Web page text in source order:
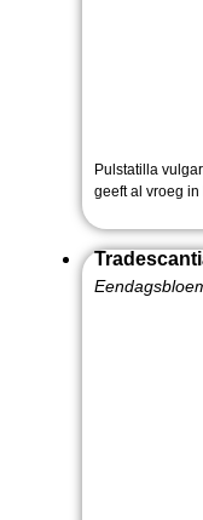
Pulstatilla
geeft al vroeg